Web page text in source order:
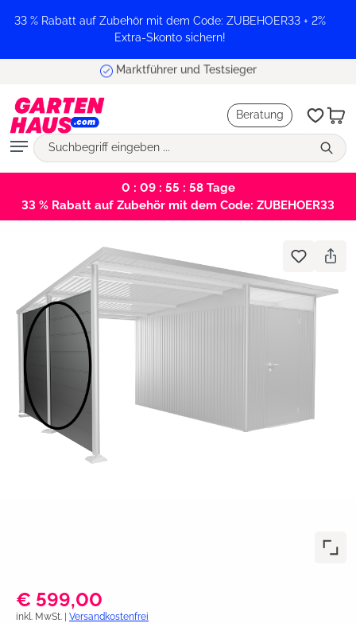
springen
33 % Rabatt auf Zubehör mit dem Code: ZUBEHOER33 + 2%
Extra-Skonto sichern!
Marktführer und Testsieger
Beratung
0 : 09 : 55 : 58Tage
33 % Rabatt auf Zubehör mit dem Code: ZUBEHOER33
€ 599,00
inkl. MwSt. | Versandkostenfrei